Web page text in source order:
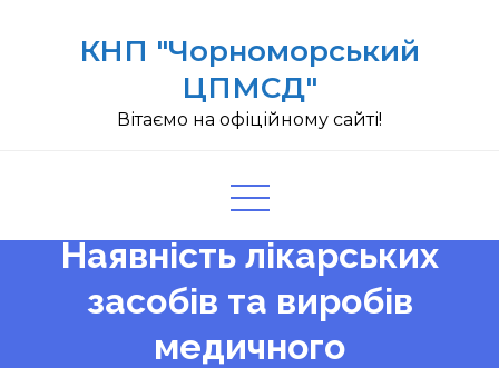
КНП "Чорноморський
ЦПМСД"
Вітаємо на офіційному сайті!
Наявність лікарських
засобів та виробів
медичного